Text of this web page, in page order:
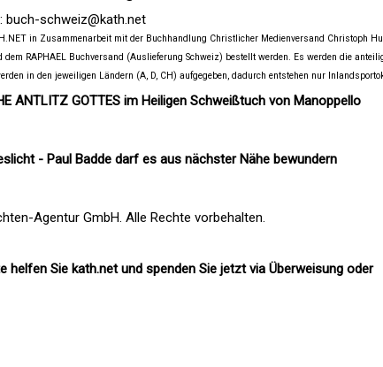
buch-schweiz@kath.net
in Zusammenarbeit mit der Buchhandlung Christlicher Medienversand Christoph
RAPHAEL Buchversand (Auslieferung Schweiz) bestellt werden. Es werden die
in den jeweiligen Ländern (A, D, CH) aufgegeben, dadurch entstehen nur
ANTLITZ GOTTES im Heiligen Schweißtuch von Manoppello
- Paul Badde darf es aus nächster Nähe bewundern
Agentur GmbH. Alle Rechte vorbehalten.
helfen Sie kath.net und spenden Sie jetzt via Überweisung oder